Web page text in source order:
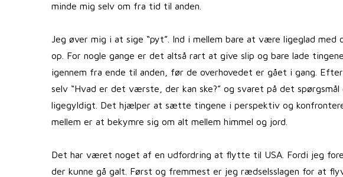
minde mig selv om fra tid til anden.
Jeg øver mig i at sige “pyt”. Ind i mellem bare at være ligeglad
op. For nogle gange er det altså rart at give slip og bare lade
igennem fra ende til anden, før de overhovedet er gået i gang.
selv “Hvad er det værste, der kan ske?” og svaret på det
ligegyldigt. Det hjælper at sætte tingene i perspektiv og
mellem er at bekymre sig om alt mellem himmel og jord.
Det har været noget af en udfordring at flytte til USA. Fordi jeg
der kunne gå galt. Først og fremmest er jeg rædselsslagen for at